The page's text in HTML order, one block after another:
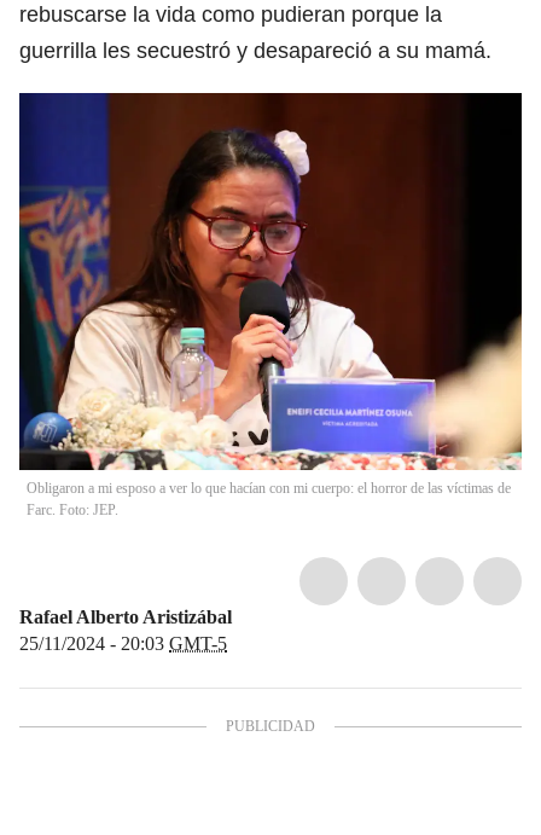
rebuscarse la vida como pudieran porque la
guerrilla les secuestró y desapareció a su mamá.
Obligaron a mi esposo a ver lo que hacían con mi cuerpo: el horror de las víctimas de
Farc. Foto: JEP.
Rafael Alberto Aristizábal
25/11/2024 - 20:03 GMT-5